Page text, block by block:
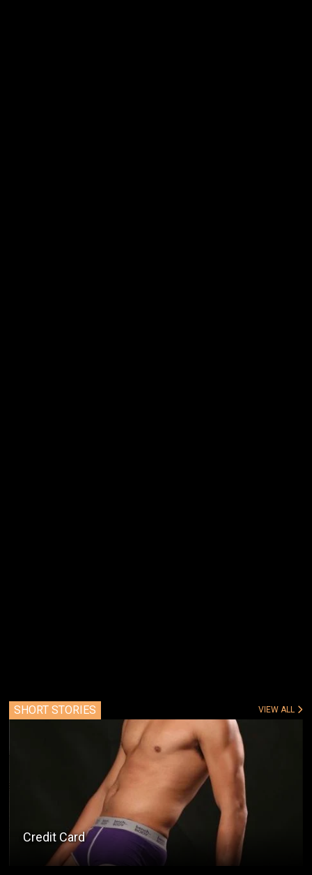
SHORT STORIES VIEW ALL
Credit Card